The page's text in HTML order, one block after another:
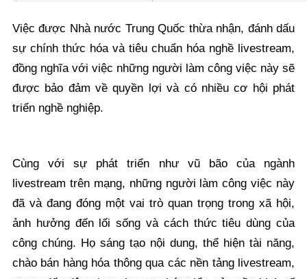
Việc được Nhà nước Trung Quốc thừa nhận, đánh dấu
sự chính thức hóa và tiêu chuẩn hóa nghề livestream,
đồng nghĩa với việc những người làm công việc này sẽ
được bảo đảm về quyền lợi và có nhiều cơ hội phát
triển nghề nghiệp.
Cùng với sự phát triển như vũ bão của ngành
livestream trên mạng, những người làm công việc này
đã và đang đóng một vai trò quan trọng trong xã hội,
ảnh hưởng đến lối sống và cách thức tiêu dùng của
công chúng. Họ sáng tạo nội dung, thể hiện tài năng,
chào bán hàng hóa thông qua các nền tảng livestream,